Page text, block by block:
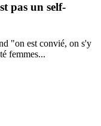
pas un self-
"on est convié, on s'y
femmes...